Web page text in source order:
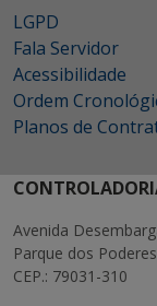
LGPD
Fala Servidor
Acessibilidade
Ordem
Planos de
Avenida
Parque dos
CEP.: 79031-310